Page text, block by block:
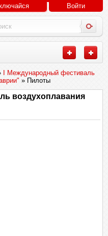
Войти
I Международный фестиваль
» Пилоты
воздухоплавания